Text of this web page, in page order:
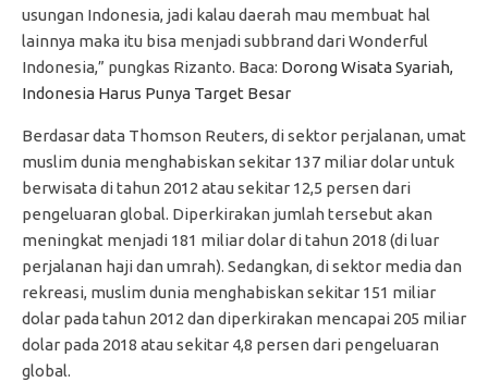
usungan Indonesia, jadi kalau daerah mau membuat hal
lainnya maka itu bisa menjadi subbrand dari Wonderful
Indonesia,” pungkas Rizanto. Baca: Dorong Wisata Syariah,
Indonesia Harus Punya Target Besar
Berdasar data Thomson Reuters, di sektor perjalanan, umat
muslim dunia menghabiskan sekitar 137 miliar dolar untuk
berwisata di tahun 2012 atau sekitar 12,5 persen dari
pengeluaran global. Diperkirakan jumlah tersebut akan
meningkat menjadi 181 miliar dolar di tahun 2018 (di luar
perjalanan haji dan umrah). Sedangkan, di sektor media dan
rekreasi, muslim dunia menghabiskan sekitar 151 miliar
dolar pada tahun 2012 dan diperkirakan mencapai 205 miliar
dolar pada 2018 atau sekitar 4,8 persen dari pengeluaran
global.